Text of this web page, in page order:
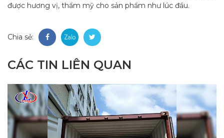
được hương vị, thẩm mỹ cho sản phẩm như lúc đầu.
Chia sẻ:
CÁC TIN LIÊN QUAN